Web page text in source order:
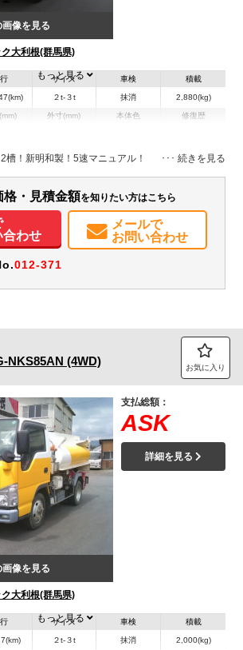
画像を見る
大利根(群馬県)
サイズ
２t-３t
車検
抹消
積載
2,880(kg)
外寸(mm) 本体色 修復歴
パワーウィンドウ ABS エアバッグ
集中ドアロック
もっと見る
槽！新明和製！5速マニュアル！
格・見積金額を知りたい方はこちら
合わせ
メールで
お問い合わせ
012-371
NKS85AN (4WD) お気に入り
画像を見る
大利根(群馬県)
支払総額：
ASK
詳細を見る
サイズ
２t-３t
車検
抹消
積載
2,000(kg)
もっと見る